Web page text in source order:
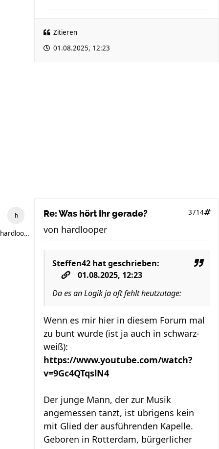
Zitieren
01.08.2025, 12:23
hardlooper
Re: Was hört Ihr gerade? 3714
von hardlooper
Steffen42 hat geschrieben:
01.08.2025, 12:23
Da es an Logik ja oft fehlt heutzutage:
Wenn es mir hier in diesem Forum mal
zu bunt wurde (ist ja auch in schwarz-
weiß):
https://www.youtube.com/watch?
v=9Gc4QTqslN4
Der junge Mann, der zur Musik
angemessen tanzt, ist übrigens kein
mit Glied der ausführenden Kapelle.
Geboren in Rotterdam, bürgerlicher